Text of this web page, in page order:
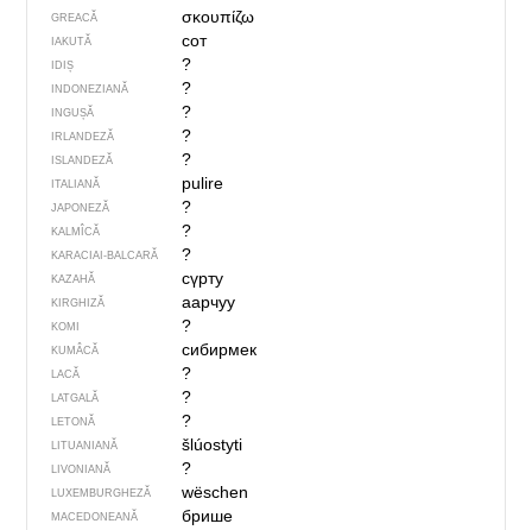
GREACĂ σκουπίζω
IAKUTĂ сот
IDIȘ ?
INDONEZIANĂ ?
INGUȘĂ ?
IRLANDEZĂ ?
ISLANDEZĂ ?
ITALIANĂ pulire
JAPONEZĂ ?
KALMÎCĂ ?
KARACIAI-BALCARĂ ?
KAZAHĂ сүрту
KIRGHIZĂ аарчуу
KOMI ?
KUMÂCĂ сибирмек
LACĂ ?
LATGALĂ ?
LETONĂ ?
LITUANIANĂ šlúostyti
LIVONIANĂ ?
LUXEMBURGHEZĂ wëschen
MACEDONEANĂ брише